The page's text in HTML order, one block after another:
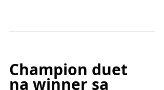
Champion duet
na winner sa